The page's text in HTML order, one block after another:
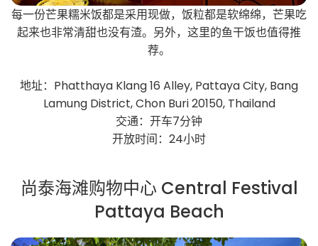
每一份芒果糯米饭都是采用现做，饭粒都是软绵绵，芒果吃
起来也非常清甜也没有渣。另外，这里的鱼干饭也值得推
荐。
地址：Phatthaya Klang 16 Alley, Pattaya City, Bang
Lamung District, Chon Buri 20150, Thailand
交通：开车7分钟
开放时间：24小时
尚泰海滩购物中心 Central Festival
Pattaya Beach